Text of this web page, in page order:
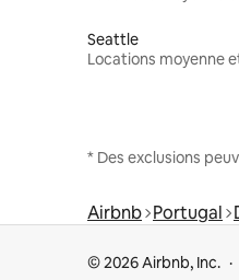
Seattle
* Des exclusions
Airbnb Portugal
© 2026 Airbnb, Inc.